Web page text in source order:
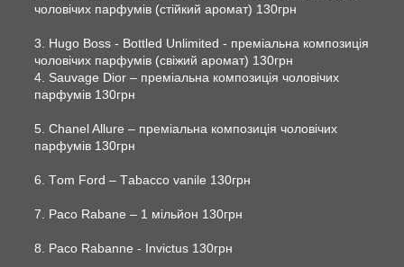
чоловічих парфумів (стійкий аромат) 130грн
3. Hugo Boss - Bottled Unlimited - преміальна композиція
чоловічих парфумів (свіжий аромат) 130грн
4. Sauvage Dior – преміальна композиція чоловічих
парфумів 130грн
5. Chanel Allure – преміальна композиція чоловічих
парфумів 130грн
6. Тom Ford – Тabacco vanile 130грн
7. Paco Rabane – 1 мільйон 130грн
8. Paco Rabanne - Invictus 130грн